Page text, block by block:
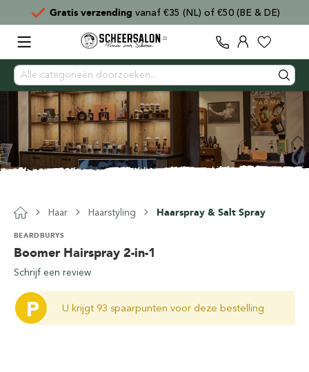
Gratis verzending vanaf €35 (NL) of €50 (BE & DE)
Haar Haarstyling Haarspray & Salt Spray
Boomer Hairspray 2-in-1
BEARDBURYS
Schrijf een review
P U krijgt 93 spaarpunten voor deze bestelling